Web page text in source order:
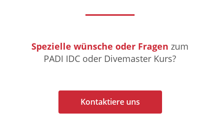
Spezielle wünsche oder Fragen zum
PADI IDC oder Divemaster Kurs?
Kontaktiere uns